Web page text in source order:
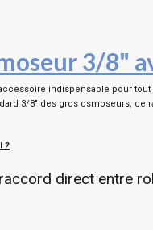
3/8"
indispensable pour
3/8″ des gros osmoseurs,
?
raccord direct entre